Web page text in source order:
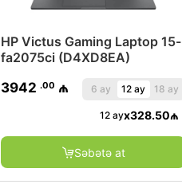
HP Victus Gaming Laptop 15-
fa2075ci (D4XD8EA)
3942.00 ₼ 6 ay 12 ay 18 ay
12 ayx328.50₼
Səbətə at